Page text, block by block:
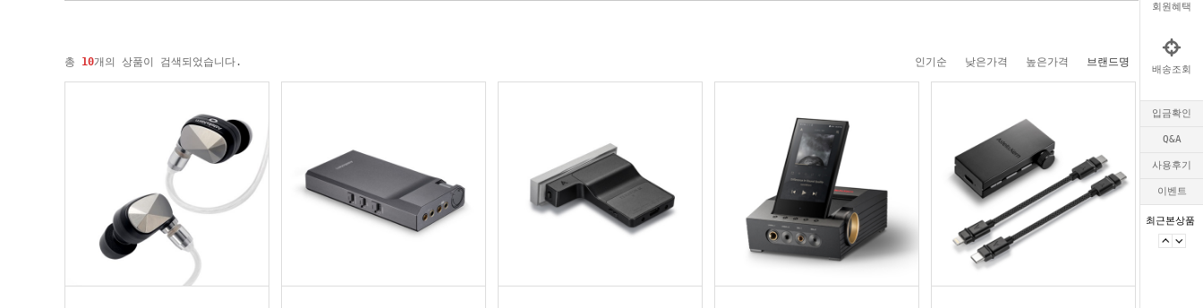
회원혜택
배송조회
입금확인
Q&A
사용후기
이벤트
최근본상품
총 10개의 상품이 검색되었습니다. 인기순 낮은가격 높은가격 브랜드명